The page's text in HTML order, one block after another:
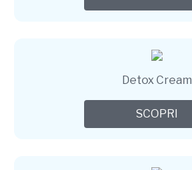
Detox Cream
SCOPRI